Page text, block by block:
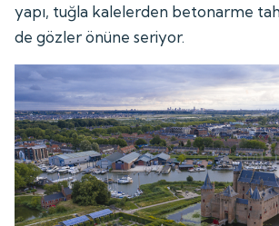
yapı, tuğla kalelerden betonarme
de gözler önüne seriyor.